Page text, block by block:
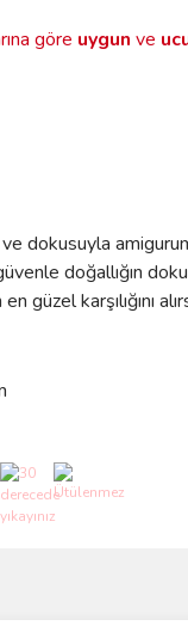
göre uygun ve
ve dokusuyla
doğallığın
karşılığını